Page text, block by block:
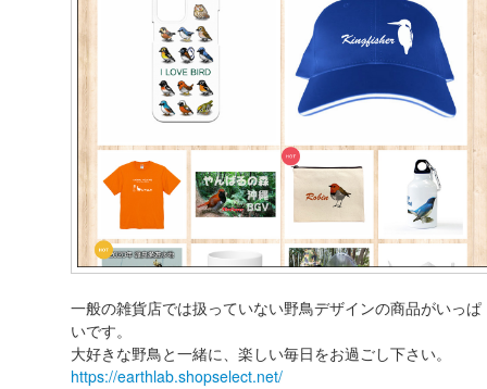
一般の雑貨店では扱っていない野鳥デザインの商品がいっぱ
いです。
大好きな野鳥と一緒に、楽しい毎日をお過ごし下さい。
https://earthlab.shopselect.net/